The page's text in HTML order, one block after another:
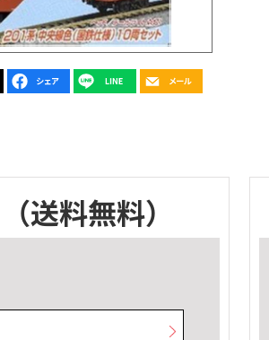
（送料無料）